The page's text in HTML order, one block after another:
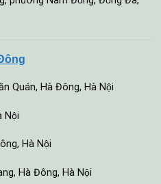
Quán, Hà Đông, Hà Nội
Nội
Hà Nội
Hà Đông, Hà Nội